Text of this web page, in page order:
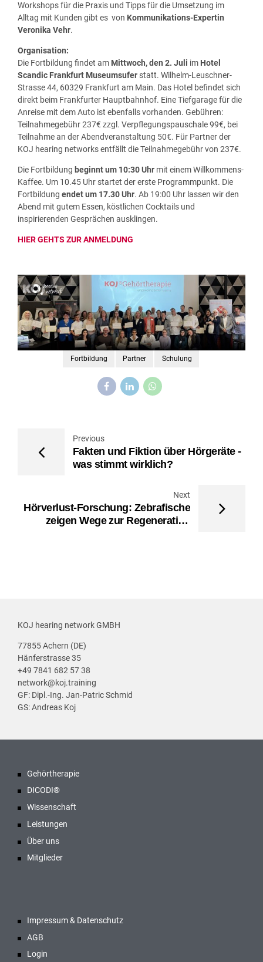
Workshops für die Praxis und Tipps für die Umsetzung im
Alltag mit Kunden gibt es von Kommunikations-Expertin
Veronika Vehr.
Organisation:
Die Fortbildung findet am Mittwoch, den 2. Juli im Hotel
Scandic Frankfurt Museumsufer statt. Wilhelm-Leuschner-
Strasse 44, 60329 Frankfurt am Main. Das Hotel befindet sich
direkt beim Frankfurter Hauptbahnhof. Eine Tiefgarage für die
Anreise mit dem Auto ist ebenfalls vorhanden. Gebühren:
Teilnahmegebühr 237€ zzgl. Verpflegungspauschale 99€, bei
Teilnahme an der Abendveranstaltung 50€. Für Partner der
KOJ hearing networks entfällt die Teilnahmegebühr von 237€.
Die Fortbildung beginnt um 10:30 Uhr mit einem Willkommens-
Kaffee. Um 10.45 Uhr startet der erste Programmpunkt. Die
Fortbildung endet um 17.30 Uhr. Ab 19:00 Uhr lassen wir den
Abend mit gutem Essen, köstlichen Cocktails und
inspirierenden Gesprächen ausklingen.
HIER GEHTS ZUR ANMELDUNG
Fortbildung Partner Schulung
Previous
Fakten und Fiktion über Hörgeräte -
was stimmt wirklich?
Next
Hörverlust-Forschung: Zebrafische
zeigen Wege zur Regeneration
KOJ hearing network GMBH
77855 Achern (DE)
Hänferstrasse 35
+49 7841 682 57 38
network@koj.training
GF: Dipl.-Ing. Jan-Patric Schmid
GS: Andreas Koj
Gehörtherapie
DICODI®
Wissenschaft
Leistungen
Über uns
Mitglieder
Impressum & Datenschutz
AGB
Login